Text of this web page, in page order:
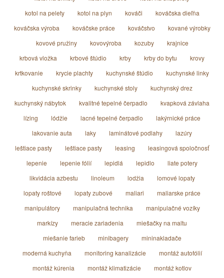
kotol na pelety
kotol na plyn kováči
kováčska dieľňa
kováčska výroba
kováčske práce kováčstvo
kované výrobky
kovové pružiny
kovovýroba kozuby
krajnice
krbová vložka
krbové štúdio krby krby do bytu
krovy
krtkovanie
krycie plachty kuchynské štúdio
kuchynské linky
kuchynské skrinky
kuchynské stoly
kuchynský drez
kuchynský nábytok
kvalitné tepelné čerpadlo
kvapková závlaha
lízing
lódžie lacné tepelné čerpadlo
lakýrnické práce
lakovanie auta
laky laminátové podlahy
lazúry
leštiace pasty
leštiace pasty leasing
leasingová spoločnosť
lepenie
lepenie fólií lepidlá lepidlo
liate potery
likvidácia azbestu
linoleum lodžia
lomové lopaty
lopaty roštové
lopaty zubové maliari
maliarske práce
manipulátory
manipulačná technika
manipulačné vozíky
markízy
meracie zariadenia
miešačky na maltu
miešanie farieb
minibagery
mininakladače
moderná kuchyňa
monitoring kanalizácie
montáž autofólií
montáž kúrenia
montáž klimatizácie
montáž kotlov